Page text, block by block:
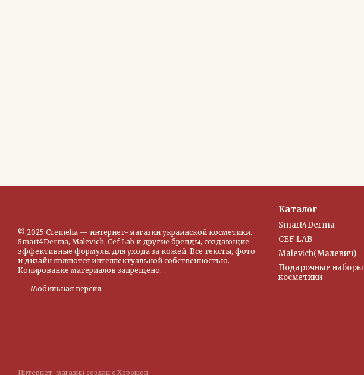
© 2025 Cremelia — интернет-магазин украинской косметики.
Smart4Derma, Malevich, Cef Lab и другие бренды, создающие
эффективные формулы для ухода за кожей. Все тексты, фото
и дизайн являются интеллектуальной собственностью.
Копирование материалов запрещено.
Мобильная версия
Интернет-магазин создан с Хорошоп
Каталог
Smart4Derma
CEF LAB
Malevich(Малевич)
Подарочные наборы
косметики